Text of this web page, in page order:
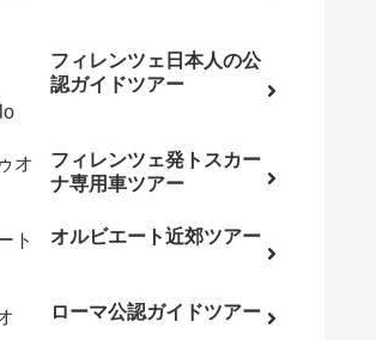
フィレンツェ日本人の公
認ガイドツアー
フィレンツェ発トスカー
ナ専用車ツアー
オルビエート近郊ツアー
ローマ公認ガイドツアー